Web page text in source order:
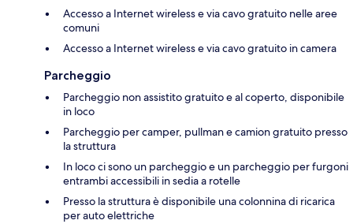
Accesso a Internet wireless e via cavo gratuito nelle aree
comuni
Accesso a Internet wireless e via cavo gratuito in camera
Parcheggio
Parcheggio non assistito gratuito e al coperto, disponibile
in loco
Parcheggio per camper, pullman e camion gratuito presso
la struttura
In loco ci sono un parcheggio e un parcheggio per furgoni
entrambi accessibili in sedia a rotelle
Presso la struttura è disponibile una colonnina di ricarica
per auto elettriche